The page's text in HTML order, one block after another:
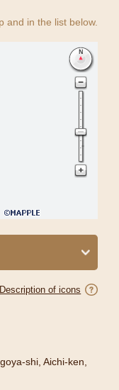
and in the list below.
Description of icons
shi, Aichi-ken,